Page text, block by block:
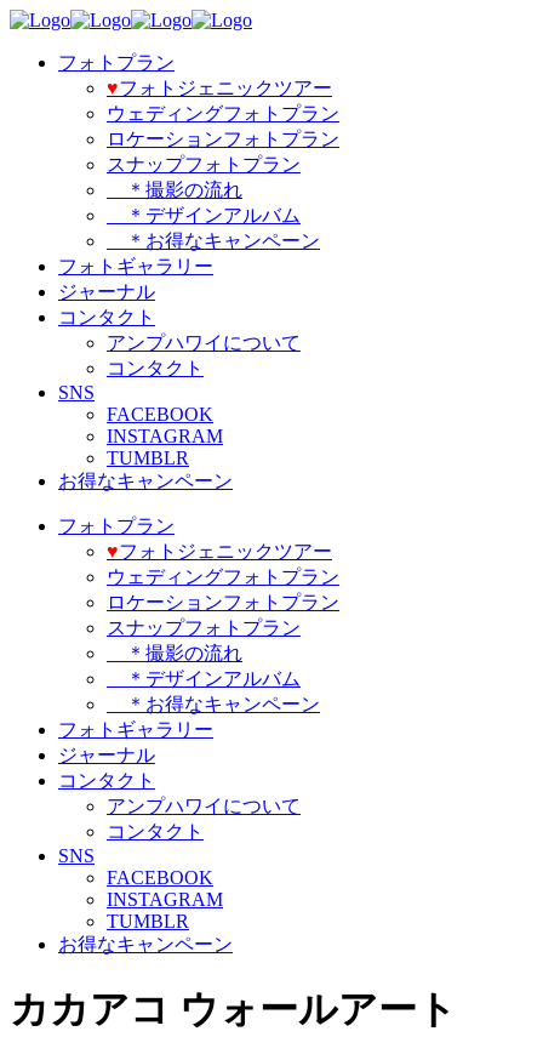
フォトプラン
♥️フォトジェニックツアー
ウェディングフォトプラン
ロケーションフォトプラン
スナップフォトプラン
＊撮影の流れ
＊デザインアルバム
＊お得なキャンペーン
フォトギャラリー
ジャーナル
コンタクト
アンプハワイについて
コンタクト
SNS
FACEBOOK
INSTAGRAM
TUMBLR
お得なキャンペーン
フォトプラン
♥️フォトジェニックツアー
ウェディングフォトプラン
ロケーションフォトプラン
スナップフォトプラン
＊撮影の流れ
＊デザインアルバム
＊お得なキャンペーン
フォトギャラリー
ジャーナル
コンタクト
アンプハワイについて
コンタクト
SNS
FACEBOOK
INSTAGRAM
TUMBLR
お得なキャンペーン
カカアコ ウォールアート